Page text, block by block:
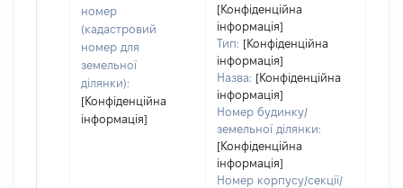
номер
(кадастровий
номер для
земельної
ділянки):
[Конфіденційна
інформація]
[Конфіденційна
інформація]
Тип: [Конфіденційна
інформація]
Назва: [Конфіденційна
інформація]
Номер будинку/
земельної ділянки:
[Конфіденційна
інформація]
Номер корпусу/секції/